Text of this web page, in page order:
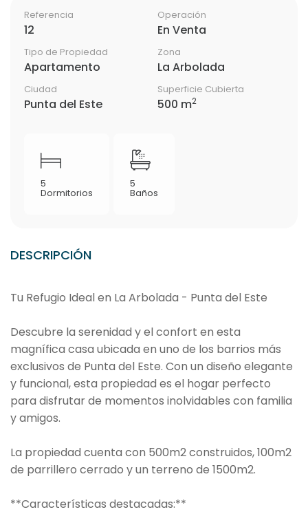
Referencia
12
Operación
En Venta
Tipo de Propiedad
Apartamento
Zona
La Arbolada
Ciudad
Punta del Este
Superficie Cubierta
500 m2
5
Dormitorios
5
Baños
DESCRIPCIÓN
Tu Refugio Ideal en La Arbolada - Punta del Este
Descubre la serenidad y el confort en esta
magnífica casa ubicada en uno de los barrios más
exclusivos de Punta del Este. Con un diseño elegante
y funcional, esta propiedad es el hogar perfecto
para disfrutar de momentos inolvidables con familia
y amigos.
La propiedad cuenta con 500m2 construidos, 100m2
de parrillero cerrado y un terreno de 1500m2.
**Características destacadas:**